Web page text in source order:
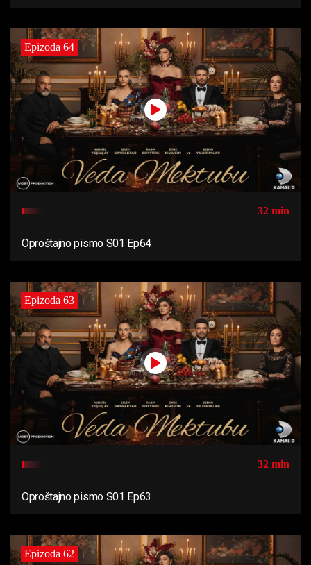
Epizoda 64
32 min
Oproštajno pismo S01 Ep64
Epizoda 63
32 min
Oproštajno pismo S01 Ep63
Epizoda 62